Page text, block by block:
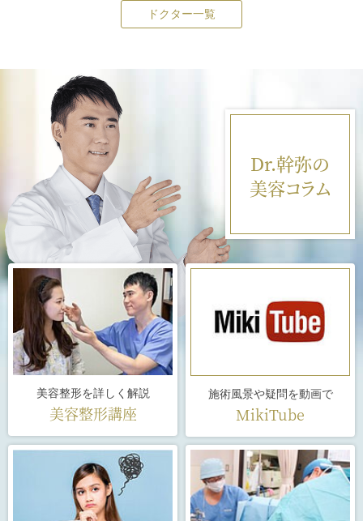
ドクター一覧
Dr.幹弥の
美容コラム
美容整形を詳しく解説
美容整形講座
施術風景や疑問を動画で
MikiTube